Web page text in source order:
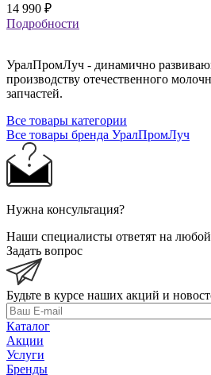
14 990 ₽
Подробности
УралПромЛуч - динамично
производству отечественного
запчастей.
Все товары категории
Все товары бренда УралПромЛуч
Нужна консультация?
Наши специалисты ответят на
Задать вопрос
Будьте в курсе наших акций и
Каталог
Акции
Услуги
Бренды